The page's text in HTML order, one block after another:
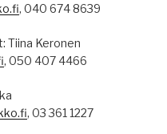
, 040 674 8639
Tiina Keronen
, 050 407 4466
, 03 361 1227